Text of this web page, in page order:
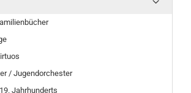
/ Jugendorchester
Jahrhunderts